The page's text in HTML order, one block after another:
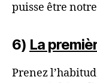
puisse être
6) La
Prenez